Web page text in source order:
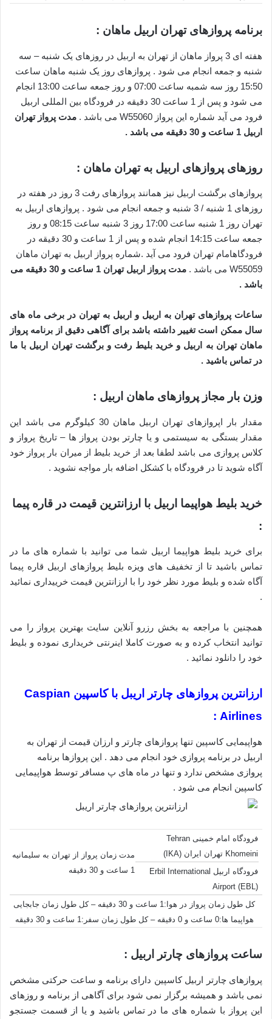
برنامه پروازهای تهران اربیل ماهان :
هفته ای 3 پرواز ماهان از تهران به اربیل در روزهای یک شنبه – سه
شنبه و جمعه انجام می شود . پروازهای روز یک شنبه ماهان ساعت
15:50 روز سه شمبه ساعت 07:00 و روز جمعه ساعت 13:00 انجام
می شود و پس از 1 ساعت 30 دقیقه در فرودگاه بین المللی اربیل
فرود می آید شماره این پرواز W55060 می باشد .
مدت پرواز تهران
اربیل 1 ساعت و 30 دقیقه می باشد .
روزهای پروازهای اربیل به تهران ماهان :
پروازهای برگشت اربیل نیز همانند پروازهای رفت 3 روز در هفته در
روزهای 1 شنبه / 3 شنبه و جمعه انجام می شود . پروازهای اربیل به
تهران روز 1 شنبه ساعت 17:00 روز 3 شنبه ساعت 08:15 و روز
جمعه ساعت 14:15 انجام شده و پس از 1 ساعت و 30 دقیقه در
فرودگاهامام تهران فرود می آید .شماره پرواز اربیل به تهران ماهان
W55059 می باشد .
مدت پرواز اربیل تهران 1 ساعت و 30 دقیقه می
باشد .
ساعات پروازهای تهران به اربیل و اربیل به تهران در برخی ماه های
سال ممکن است تغییر داشته باشد برای آگاهی دقیق از برنامه پرواز
ماهان تهران به اربیل و خرید بلیط رفت و برگشت تهران اربیل با ما
در تماس باشید .
وزن بار مجاز پروازهای ماهان اربیل :
مقدار بار اپروازهای تهران اربیل ماهان 30 کیلوگرم می باشد این
مقدار بستگی به سیستمی و یا چارتر بودن پرواز ها – تاریخ پرواز و
کلاس پروازی می باشد لطفا بعد از خرید بلیط از میران بار پرواز خود
آگاه شوید تا در فرودگاه با کشکل اضافه بار مواجه نشوید .
خرید بلیط هواپیما اربیل با ارزانترین قیمت در قاره پیما
:
برای خرید بلیط هواپیما اربیل شما می توانید با شماره های ما در
تماس باشید تا از تخفیف های ویزه بلیط پروازهای اربیل قاره پیما
آگاه شده و بلیط مورد نظر خود را با ارزانترین قیمت خرییداری نمائید
.
همچنین با مراجعه به بخش رزرو آنلاین سایت بهترین پرواز را می
توانید انتخاب کرده و به صورت کاملا اینرنتی خریداری نموده و بلیط
خود را دانلود نمائید .
ارزانترین پروازهای چارتر اریبل با کاسپین Caspian
Airlines :
هواپیمایی کاسپین تنها پروازهای چارتر و ارزان قیمت از تهران به
اربیل در برنامه پروازی خود انجام می دهد . این پروازها برنامه
پروازی مشخص ندارد و تنها در ماه های پ مسافر توسط هواپیمایی
کاسپین انجام می شود .
فرودگاه امام خمینی Tehran
Khomeini تهران ایران (IKA)
مدت زمان پرواز از تهران به سلیمانیه
1 ساعت و 30 دقیقه
فرودگاه اربیل Erbil International
Airport (EBL)
کل طول زمان پرواز در هوا:1 ساعت و 30 دقیقه – کل طول زمان جابجایی
هواپیما ها:0 ساعت و 0 دقیقه – کل طول زمان سفر:1 ساعت و 30 دقیقه
ساعت پروازهای چارتر اربیل :
پروازهای چارتر اربیل کاسپین دارای برنامه و ساعت حرکتی مشخص
نمی باشد و همیشه برگزار نمی شود برای آگاهی از برنامه و روزهای
این پرواز با شماره های ما در تماس باشید و یا از قسمت جستجو